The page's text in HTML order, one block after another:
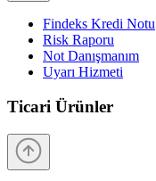
Findeks Kredi Notu
Risk Raporu
Not Danışmanım
Uyarı Hizmeti
Ticari Ürünler